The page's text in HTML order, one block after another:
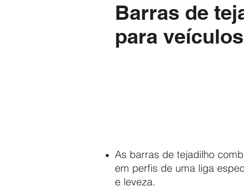
Barras de
para
As barras de tejadilho
em perfis de uma liga
e leveza.